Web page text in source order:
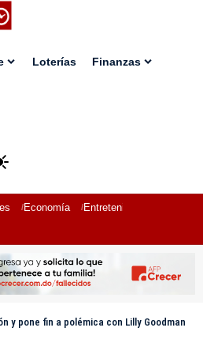
Loterías Finanzas
Economía Entretenimiento
y pone fin a polémica con Lilly Goodman